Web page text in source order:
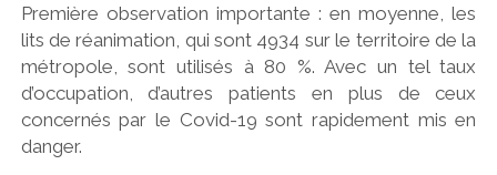
Première observation importante : en moyenne, les
lits de réanimation, qui sont 4934 sur le territoire de la
métropole, sont utilisés à 80 %. Avec un tel taux
d’occupation, d’autres patients en plus de ceux
concernés par le Covid-19 sont rapidement mis en
danger.